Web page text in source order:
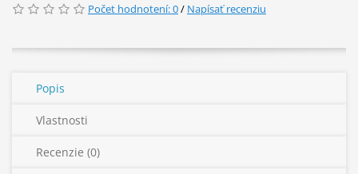
Počet hodnotení: 0/ Napísať recenziu
Popis
Vlastnosti
Recenzie (0)